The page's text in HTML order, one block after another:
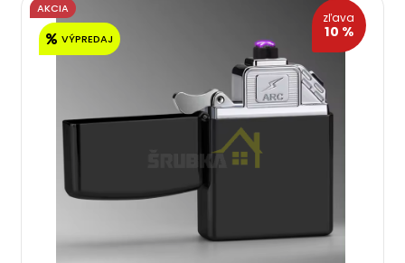
AKCIA
zľava
10 %
VÝPREDAJ